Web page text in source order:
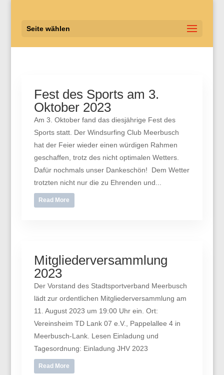
Seite wählen
Fest des Sports am 3.
Oktober 2023
Am 3. Oktober fand das diesjährige Fest des
Sports statt. Der Windsurfing Club Meerbusch
hat der Feier wieder einen würdigen Rahmen
geschaffen, trotz des nicht optimalen Wetters.
Dafür nochmals unser Dankeschön! Dem Wetter
trotzten nicht nur die zu Ehrenden und...
Read More
Mitgliederversammlung
2023
Der Vorstand des Stadtsportverband Meerbusch
lädt zur ordentlichen Mitgliederversammlung am
11. August 2023 um 19:00 Uhr ein. Ort:
Vereinsheim TD Lank 07 e.V., Pappelallee 4 in
Meerbusch-Lank. Lesen Einladung und
Tagesordnung: Einladung JHV 2023
Read More